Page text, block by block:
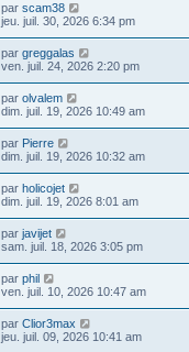
par scam38
jeu. juil. 30, 2026 6:34 pm
par greggalas
ven. juil. 24, 2026 2:20 pm
par olvalem
dim. juil. 19, 2026 10:49 am
par Pierre
dim. juil. 19, 2026 10:32 am
par holicojet
dim. juil. 19, 2026 8:01 am
par javijet
sam. juil. 18, 2026 3:05 pm
par phil
ven. juil. 10, 2026 10:47 am
par Clior3max
jeu. juil. 09, 2026 10:41 am